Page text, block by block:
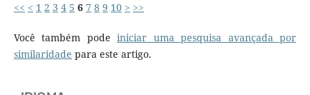
<< < 1 2 3 4 5 6 7 8 9 10 > >>
Você também podeiniciar uma pesquisa avançada por
similaridade para este artigo.